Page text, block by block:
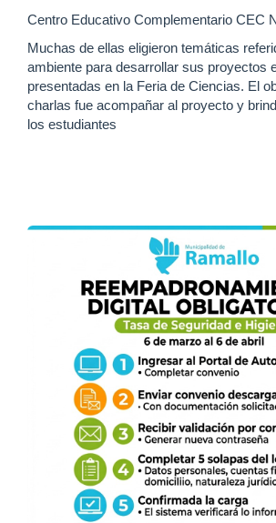
Centro Educativo Complementario CEC
Muchas de ellas eligieron temáticas
ambiente para desarrollar sus proyectos
presentadas en la Feria de Ciencias. El
charlas fue acompañar al proyecto y
los estudiantes